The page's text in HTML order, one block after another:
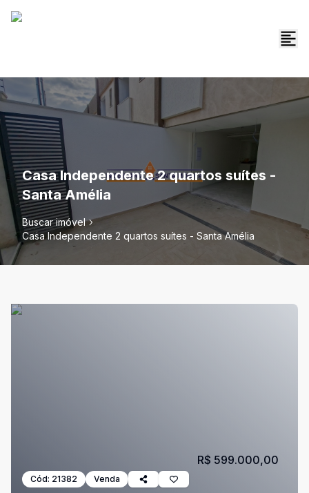
Casa Independente 2 quartos suítes -
Santa Amélia
Buscar imóvel
Casa Independente 2 quartos suítes - Santa Amélia
Cód: 21382 Venda
R$ 599.000,00